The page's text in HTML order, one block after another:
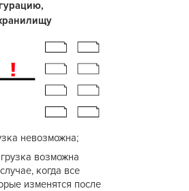
невозможна;
возможна
когда все
изменятся после